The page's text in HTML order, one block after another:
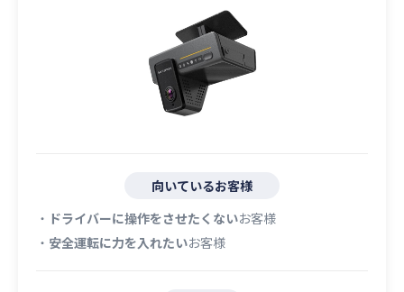
向いているお客様
・ ドライバーに操作をさせたくないお客様
・ 安全運転に力を入れたいお客様